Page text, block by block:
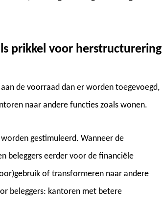
prikkel voor herstructurering
de voorraad dan er worden toegevoegd,
naar andere functies zoals wonen.
gestimuleerd. Wanneer de
beleggers eerder voor de financiële
of transformeren naar andere
beleggers: kantoren met betere